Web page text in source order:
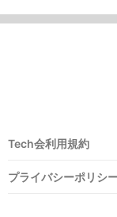
Tech会利用規約
プライバシーポリシ